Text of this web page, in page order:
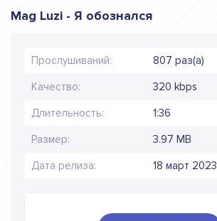
Mag Luzi - Я обознался
Прослушиваний: 807 раз(а)
Качество: 320 kbps
Длительность: 1:36
Размер: 3.97 MB
Дата релиза: 18 март 2023